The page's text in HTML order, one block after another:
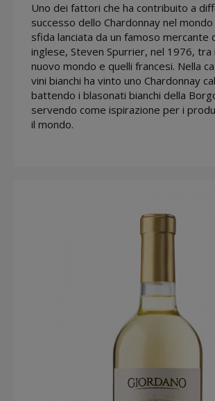
Uno dei fattori che ha contribuito a
successo dello Chardonnay nel
sfida lanciata da un famoso mercante
inglese, Steven Spurrier, nel 1976, tra
nuovo mondo e quelli francesi. Nella
vini bianchi ha vinto uno Chardonnay
battendo i blasonati bianchi della
servendo come ispirazione per i
il mondo.